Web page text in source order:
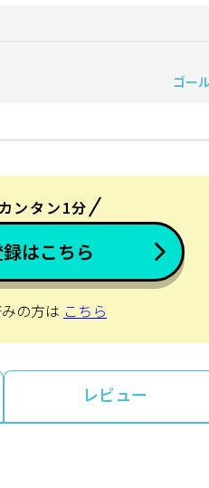
ゴー
ンタン1分
はこちら
の方は こちら
レビュー